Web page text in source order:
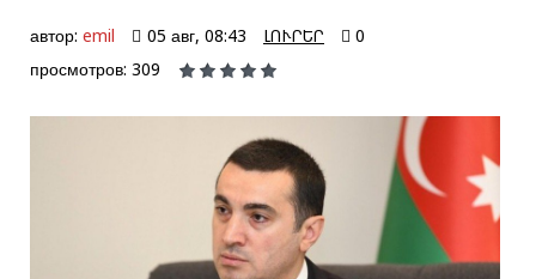
автор: emil 05 авг, 08:43 ԼՈՒՐԵՐ
0
просмотров: 309